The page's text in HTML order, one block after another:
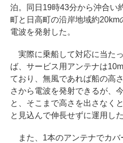
泊。同日19時43分から沖合い
町と日高町の沿岸地域約
電波を発射した。
実際に乗船して対応に当た
ば、サービス用アンテナは
ており、無風であれば船の高
さから電波を発射できるが、
と、そこまで高さを出さなく
と見込んで伸長せずに運用した
また、1本のアンテナでカバ